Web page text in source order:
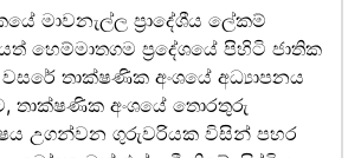
මාවනැල්ල ප්‍රාදේශීය ලේකම්
හෙම්මාතගම ප්‍රදේශයේ පිහිටි ජාතික
තාක්ෂණික අංශයේ අධ්‍යාපනය
තාක්ෂණික අංශයේ තොරතුරු
උගන්වන ගුරුවරියක විසින් පහර